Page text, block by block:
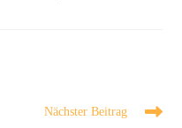
Nächster Beitrag